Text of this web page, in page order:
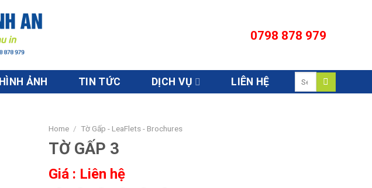
0798 878 979
HÌNH ẢNH TIN TỨC DỊCH VỤ LIÊN HỆ
Home / Tờ Gấp - LeaFlets - Brochures
TỜ GẤP 3
Giá : Liên hệ